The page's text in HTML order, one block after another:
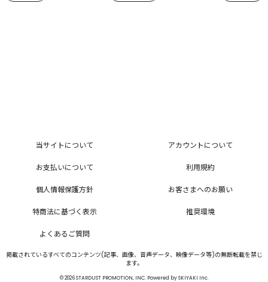
当サイトについて アカウントについて
お支払いについて 利用規約
個人情報保護方針 お客さまへのお願い
特商法に基づく表示 推奨環境
よくあるご質問
掲載されているすべてのコンテンツ(記事、画像、音声データ、映像データ等)の無断転載を禁じ
ます。
© 2026 STARDUST PROMOTION, INC. Powered bySKIYAKI Inc.